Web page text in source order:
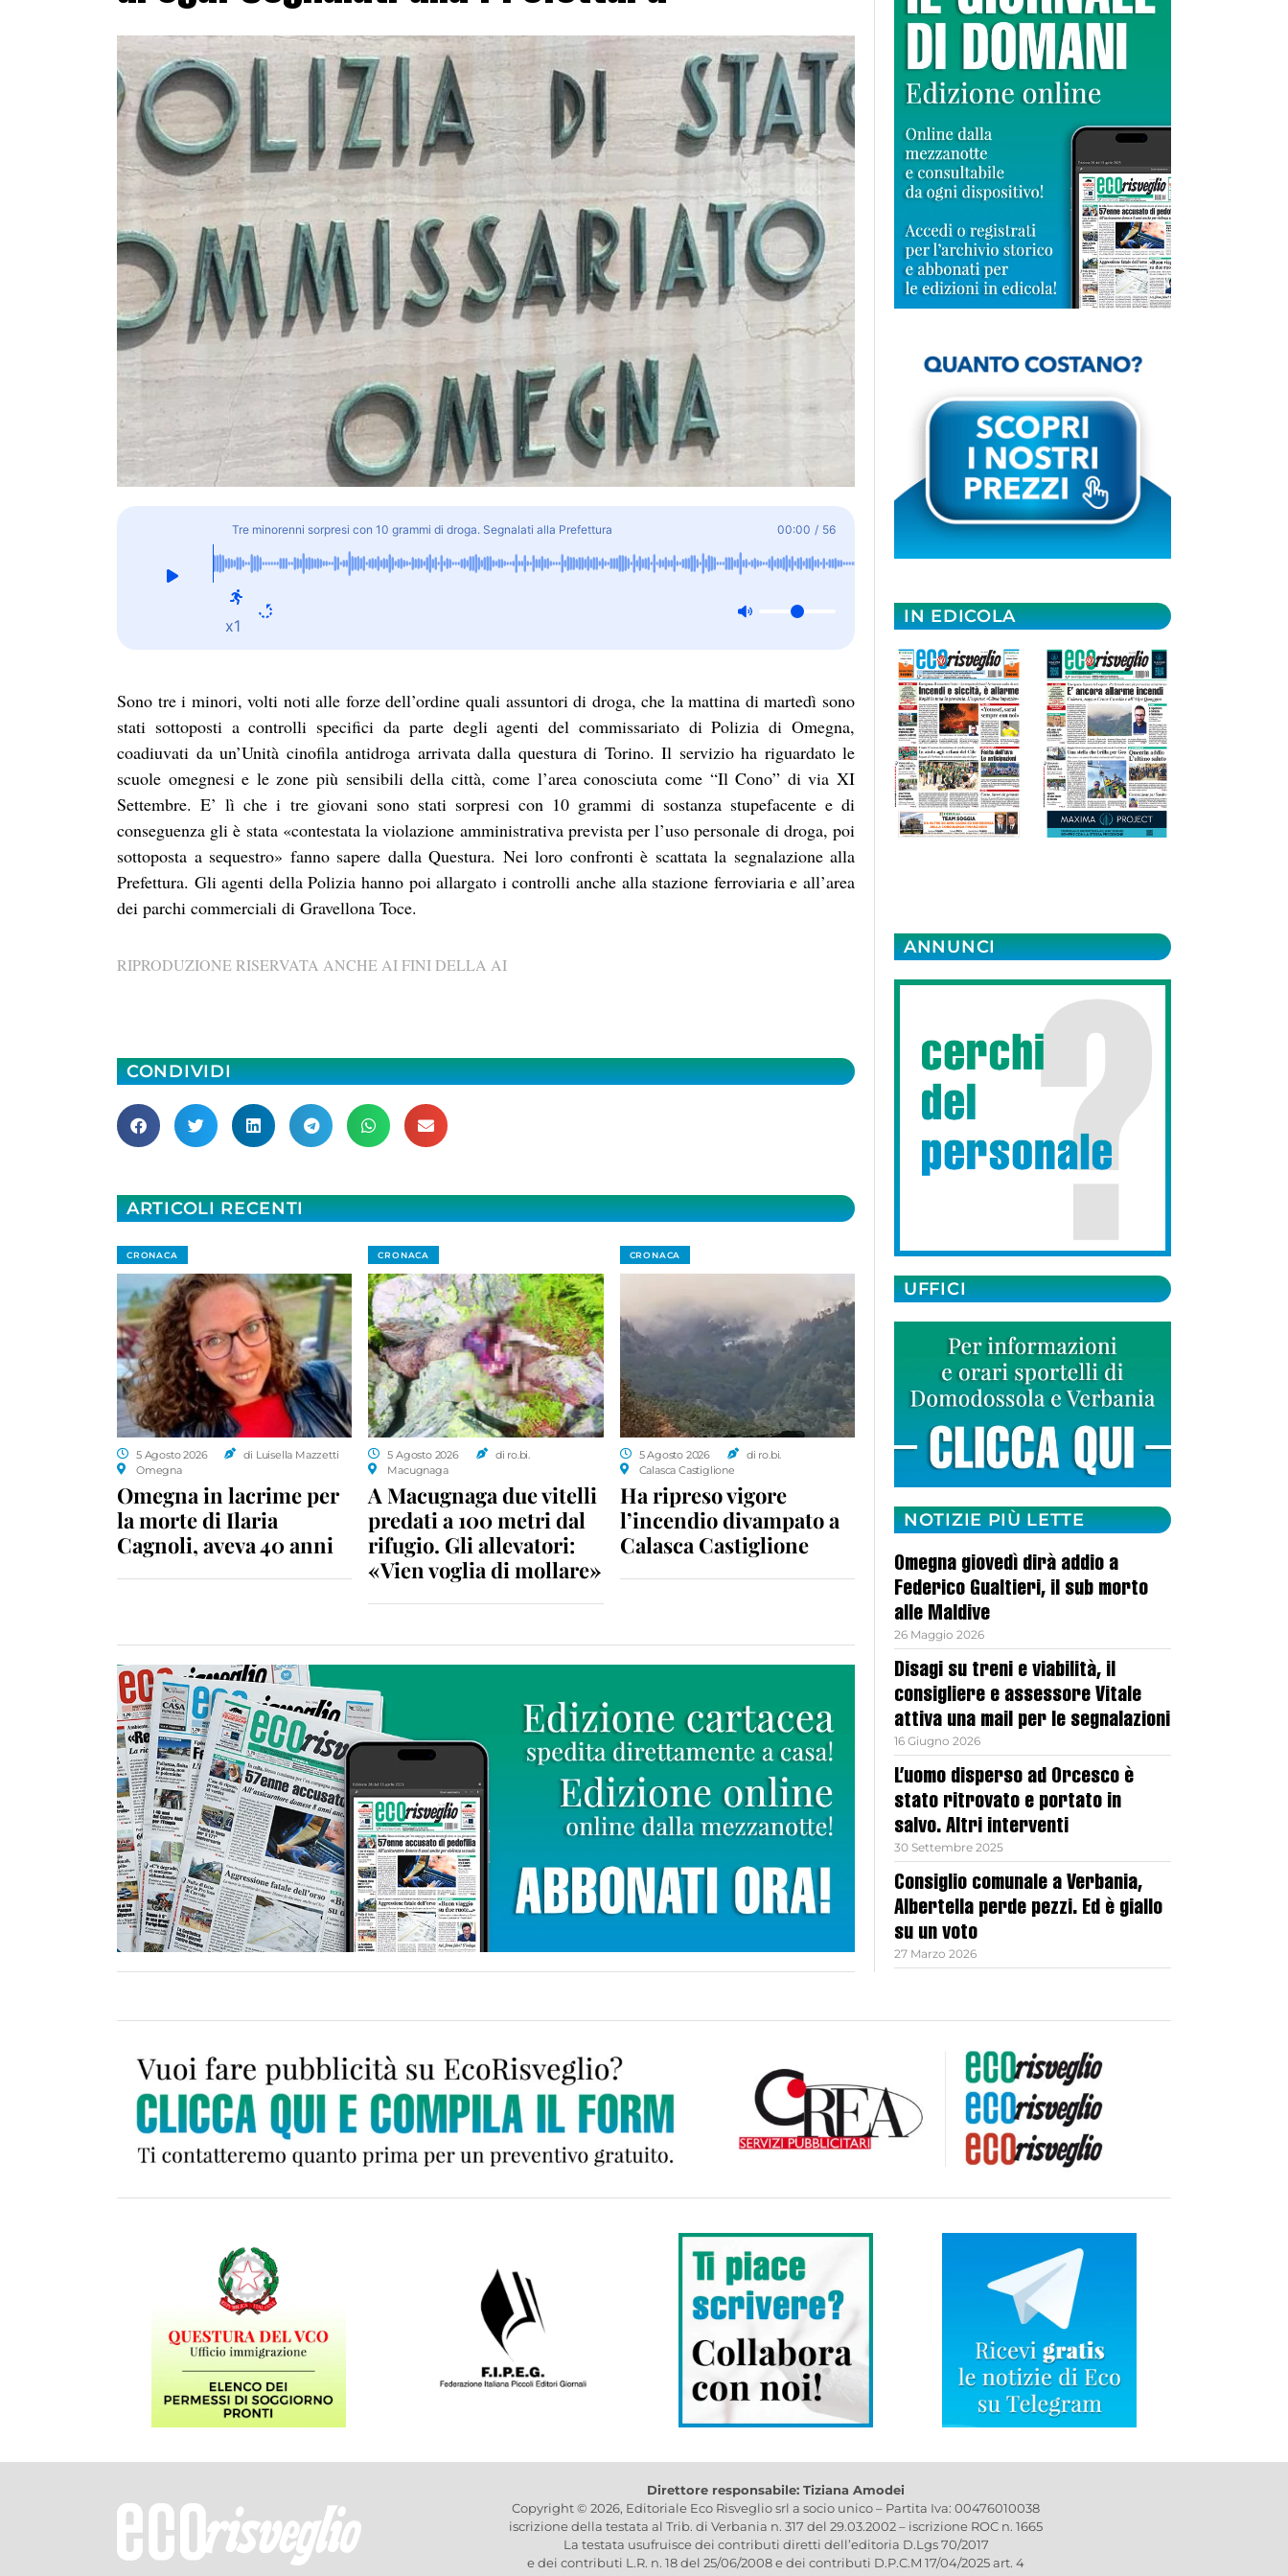
Tre minorenni sorpresi con 10 grammi di droga. Segnalati alla Prefettura 00:00 / 56
x1
Sono tre i minori, volti noti alle forze dell’ordine quali assuntori di droga, che la mattina di martedì sono
stati sottoposti a controlli specifici da parte degli agenti del commissariato di Polizia di Omegna,
coadiuvati da un’Unità cinofila antidroga arrivata dalla questura di Torino. Il servizio ha riguardato le
scuole omegnesi e le zone più sensibili della città, come l’area conosciuta come “Il Cono” di via XI
Settembre. E’ lì che i tre giovani sono stati sorpresi con 10 grammi di sostanza stupefacente e di
conseguenza gli è stata «contestata la violazione amministrativa prevista per l’uso personale di droga, poi
sottoposta a sequestro» fanno sapere dalla Questura. Nei loro confronti è scattata la segnalazione alla
Prefettura. Gli agenti della Polizia hanno poi allargato i controlli anche alla stazione ferroviaria e all’area
dei parchi commerciali di Gravellona Toce.
RIPRODUZIONE RISERVATA ANCHE AI FINI DELLA AI
CONDIVIDI
ARTICOLI RECENTI
CRONACA
5 Agosto 2026
di Luisella Mazzetti
Omegna
Omegna in lacrime per
la morte di Ilaria
Cagnoli, aveva 40 anni
CRONACA
5 Agosto 2026
di ro.bi.
Macugnaga
A Macugnaga due vitelli
predati a 100 metri dal
rifugio. Gli allevatori:
«Vien voglia di mollare»
CRONACA
5 Agosto 2026
di ro.bi.
Calasca Castiglione
Ha ripreso vigore
l’incendio divampato a
Calasca Castiglione
IN EDICOLA
ANNUNCI
UFFICI
NOTIZIE PIÙ LETTE
Omegna giovedì dirà addio a
Federico Gualtieri, il sub morto
alle Maldive
26 Maggio 2026
Disagi su treni e viabilità, il
consigliere e assessore Vitale
attiva una mail per le segnalazioni
16 Giugno 2026
L’uomo disperso ad Orcesco è
stato ritrovato e portato in
salvo. Altri interventi
30 Settembre 2025
Consiglio comunale a Verbania,
Albertella perde pezzi. Ed è giallo
su un voto
27 Marzo 2026
Direttore responsabile: Tiziana Amodei
Copyright © 2026, Editoriale Eco Risveglio srl a socio unico – Partita Iva: 00476010038
iscrizione della testata al Trib. di Verbania n. 317 del 29.03.2002 – iscrizione ROC n. 1665
La testata usufruisce dei contributi diretti dell’editoria D.Lgs 70/2017
e dei contributi L.R. n. 18 del 25/06/2008 e dei contributi D.P.C.M 17/04/2025 art. 4